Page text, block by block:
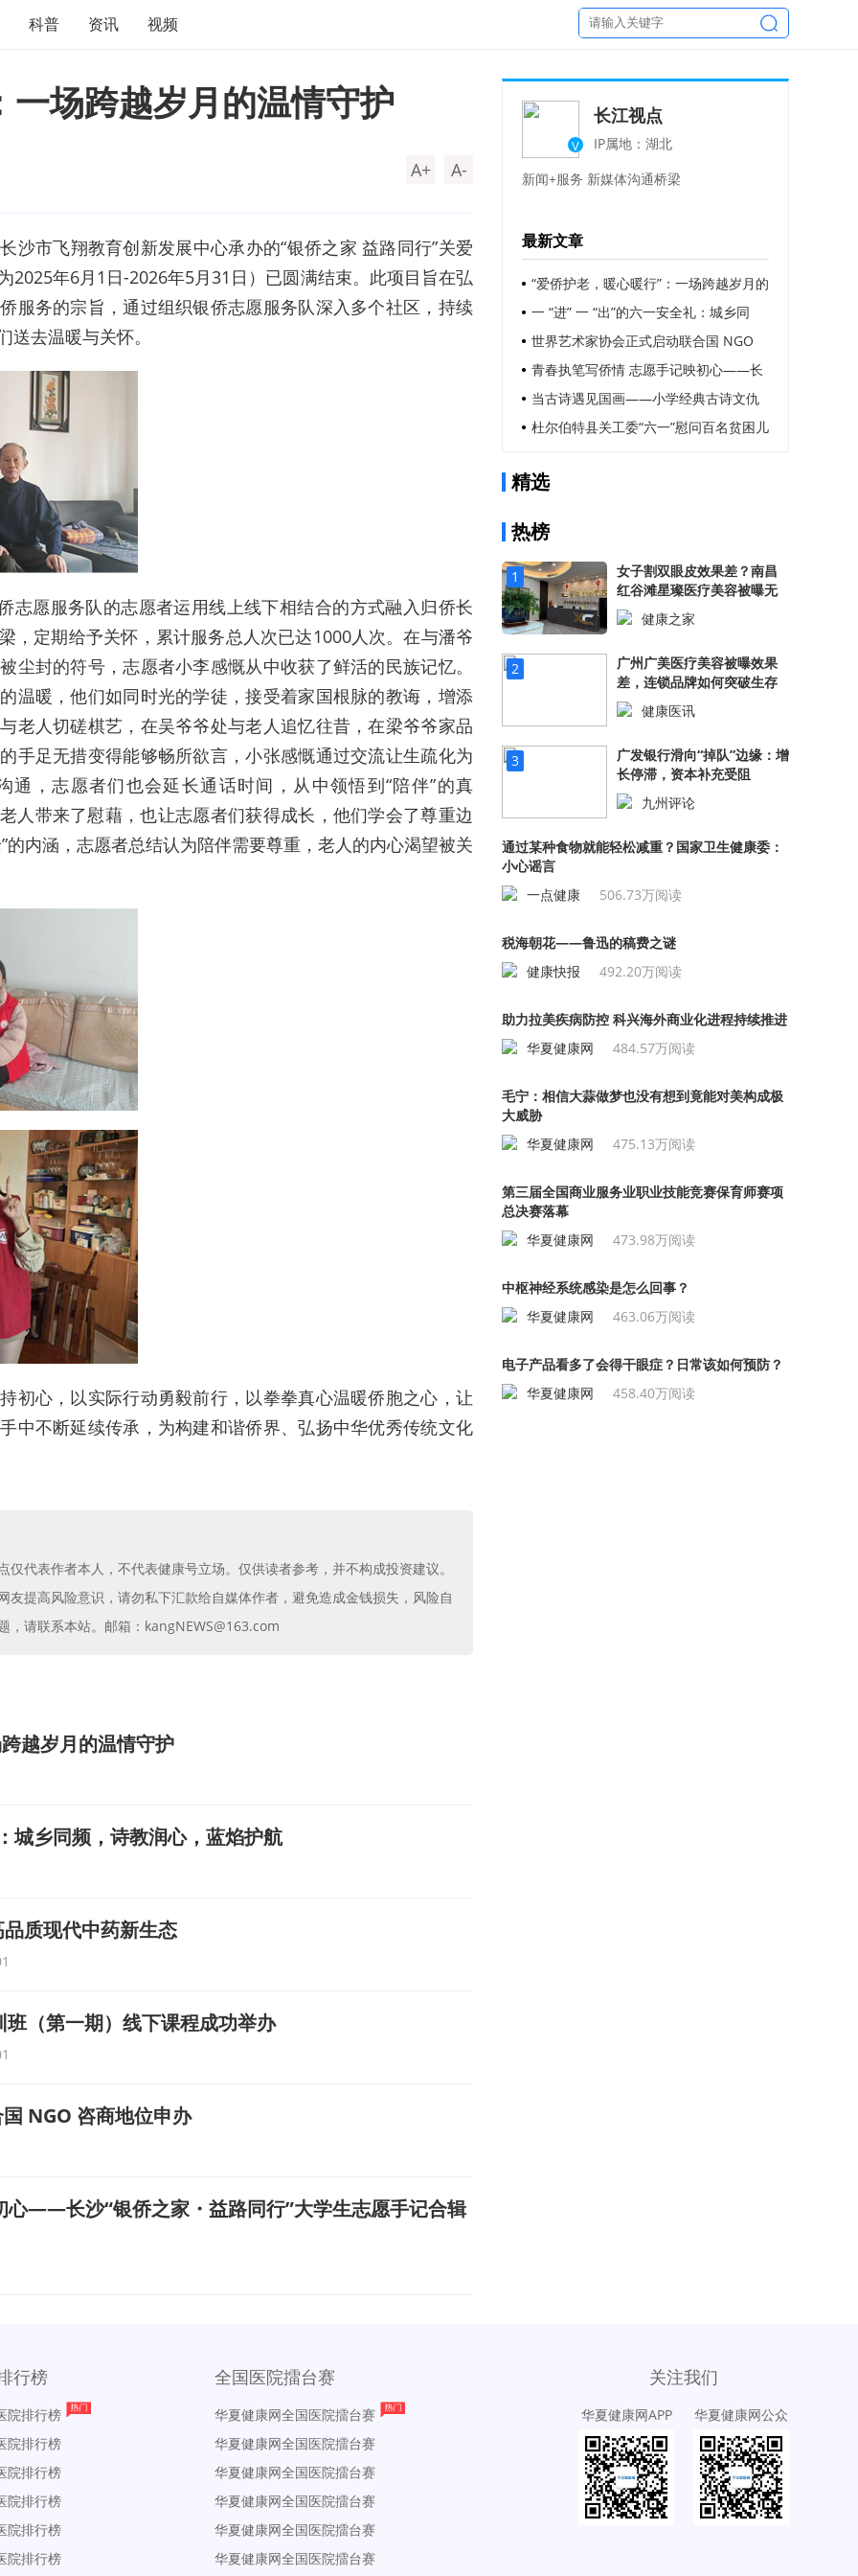
科普 资讯 视频
一场跨越岁月的温情守护
A+ A-
沙市飞翔教育创新发展中心承办的“银侨之家 益路同行”关爱
2025年6月1日-2026年5月31日）已圆满结束。此项目旨在弘
服务的宗旨，通过组织银侨志愿服务队深入多个社区，持续
去温暖与关怀。
志愿服务队的志愿者运用线上线下相结合的方式融入归侨长
，定期给予关怀，累计服务总人次已达1000人次。在与潘爷
尘封的符号，志愿者小李感慨从中收获了鲜活的民族记忆。
温暖，他们如同时光的学徒，接受着家国根脉的教诲，增添
老人切磋棋艺，在吴爷爷处与老人追忆往昔，在梁爷爷家品
手足无措变得能够畅所欲言，小张感慨通过交流让生疏化为
通，志愿者们也会延长通话时间，从中领悟到“陪伴”的真
人带来了慰藉，也让志愿者们获得成长，他们学会了尊重边
的内涵，志愿者总结认为陪伴需要尊重，老人的内心渴望被关
初心，以实际行动勇毅前行，以拳拳真心温暖侨胞之心，让
中不断延续传承，为构建和谐侨界、弘扬中华优秀传统文化
代表作者本人，不代表健康号立场。仅供读者参考，并不构成投资建议。
友提高风险意识，请勿私下汇款给自媒体作者，避免造成金钱损失，风险自
，请联系本站。邮箱：kangNEWS@163.com
越岁月的温情守护
城乡同频，诗教润心，蓝焰护航
质现代中药新生态
（第一期）线下课程成功举办
NGO 咨商地位申办
心——长沙“银侨之家・益路同行”大学生志愿手记合辑
V
长江视点
IP属地：湖北
新闻+服务 新媒体沟通桥梁
最新文章
“爱侨护老，暖心暖行”：一场跨越岁月的
温情守护
一 “进” 一 “出”的六一安全礼：城乡同
频，诗教润心，蓝焰护航
世界艺术家协会正式启动联合国 NGO
咨商地位申办
青春执笔写侨情 志愿手记映初心——长
沙“银侨之家・益路同行”大学生志愿手记
合辑温情呈现
当古诗遇见国画——小学经典古诗文仇
立权带你“阅”经典古诗
杜尔伯特县关工委“六一”慰问百名贫困儿
精选
热榜
1
女子割双眼皮效果差？南昌
红谷滩星璨医疗美容被曝无
证行医！
健康之家
2
广州广美医疗美容被曝效果
差，连锁品牌如何突破生存
困境？
健康医讯
3
广发银行滑向“掉队”边缘：增
长停滞，资本补充受阻
九州评论
通过某种食物就能轻松减重？国家卫生健康委：
小心谣言
一点健康
506.73万阅读
税海朝花——鲁迅的稿费之谜
健康快报
492.20万阅读
助力拉美疾病防控 科兴海外商业化进程持续推进
华夏健康网
484.57万阅读
毛宁：相信大蒜做梦也没有想到竟能对美构成极
大威胁
华夏健康网
475.13万阅读
第三届全国商业服务业职业技能竞赛保育师赛项
总决赛落幕
华夏健康网
473.98万阅读
中枢神经系统感染是怎么回事？
华夏健康网
463.06万阅读
电子产品看多了会得干眼症？日常该如何预防？
华夏健康网
458.40万阅读
行榜
院排行榜
院排行榜
院排行榜
院排行榜
院排行榜
院排行榜
全国医院擂台赛
华夏健康网全国医院擂台赛
华夏健康网全国医院擂台赛
华夏健康网全国医院擂台赛
华夏健康网全国医院擂台赛
华夏健康网全国医院擂台赛
华夏健康网全国医院擂台赛
关注我们
华夏健康网APP
华夏健康网公众
号